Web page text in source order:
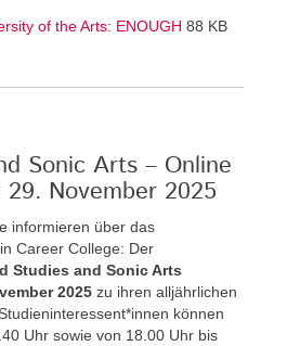
of the Arts: ENOUGH 88 KB
Sonic Arts – Online
November 2025
informieren über das
Career College: Der
Studies and Sonic Arts
2025 zu ihren alljährlichen
können
Uhr sowie von 18.00 Uhr bis